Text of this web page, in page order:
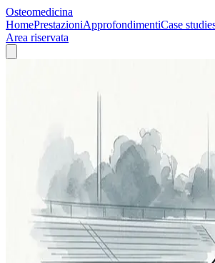
Osteomedicina
HomePrestazioniApprofondimentiCase
Area riservata